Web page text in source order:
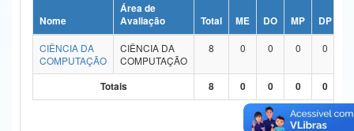
Ministério da Ciência, Tecnologia, Inovações e Comunicações
Ministério do Meio Ambiente
Nome
Área de
Avaliação
Total ME DO MP DP
CIÊNCIA DA
COMPUTAÇÃO
CIÊNCIA DA
COMPUTAÇÃO
8 0 0 0 0
Totais 8 0 0 0 0